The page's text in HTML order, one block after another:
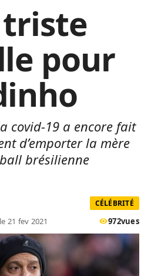
triste
pour
covid-19 a encore fait
d’emporter la mère
brésilienne
CÉLÉBRITÉ
21 fev 2021 972vues